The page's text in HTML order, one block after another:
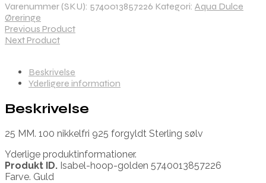
Varenummer (SKU): 5740013857226 Kategori: Aqua Dulce
Øreringe
Previous Product
Next Product
Beskrivelse
Yderligere information
Beskrivelse
25 MM. 100 nikkelfri 925 forgyldt Sterling sølv
Yderlige produktinformationer.
Produkt ID. Isabel-hoop-golden 5740013857226
Farve. Guld